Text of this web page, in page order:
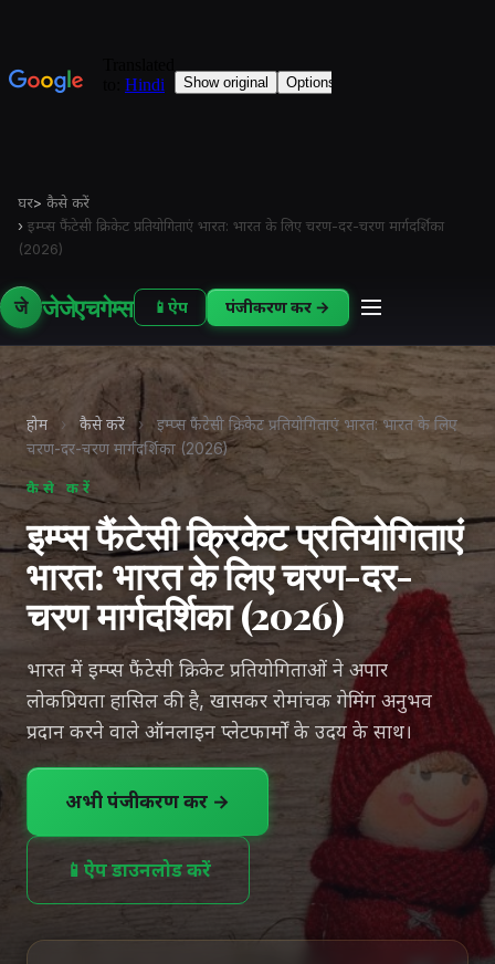
घर> कैसे करें
› इम्प्स फैंटेसी क्रिकेट प्रतियोगिताएं भारत: भारत के लिए चरण-दर-चरण मार्गदर्शिका
(2026)
जे जेजेएचगेम्स 📱 ऐप पंजीकरण करें →
होम › कैसे करें ›
इम्प्स फैंटेसी क्रिकेट प्रतियोगिताएं भारत: भारत के लिए
चरण-दर-चरण मार्गदर्शिका (2026)
कैसे करें
इम्प्स फैंटेसी क्रिकेट प्रतियोगिताएं
भारत: भारत के लिए चरण-दर-
चरण मार्गदर्शिका (2026)
भारत में इम्प्स फैंटेसी क्रिकेट प्रतियोगिताओं ने अपार
लोकप्रियता हासिल की है, खासकर रोमांचक गेमिंग अनुभव
प्रदान करने वाले ऑनलाइन प्लेटफार्मों के उदय के साथ।
अभी पंजीकरण करें →
📱 ऐप डाउनलोड करें